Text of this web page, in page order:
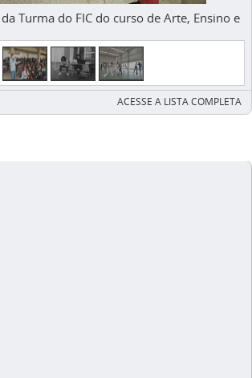
Turma do FIC do curso de Arte, Ensino e
ACESSE A LISTA COMPLETA